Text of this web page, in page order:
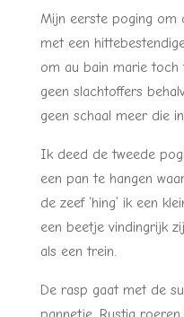
Mijn eerste poging om
met een
om au bain marie toch
geen slachtoffers
geen schaal meer die
Ik deed de tweede
een pan te hangen
de zeef ‘hing’ ik een
een beetje vindingrijk
als een trein.
De rasp gaat met de